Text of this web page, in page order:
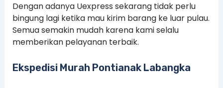
Dengan adanya Uexpress sekarang tidak perlu
bingung lagi ketika mau kirim barang ke luar pulau.
Semua semakin mudah karena kami selalu
memberikan pelayanan terbaik.
Ekspedisi Murah Pontianak Labangka